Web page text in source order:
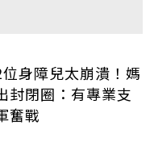
身障兒太崩潰！媽
封閉圈：有專業支
奮戰